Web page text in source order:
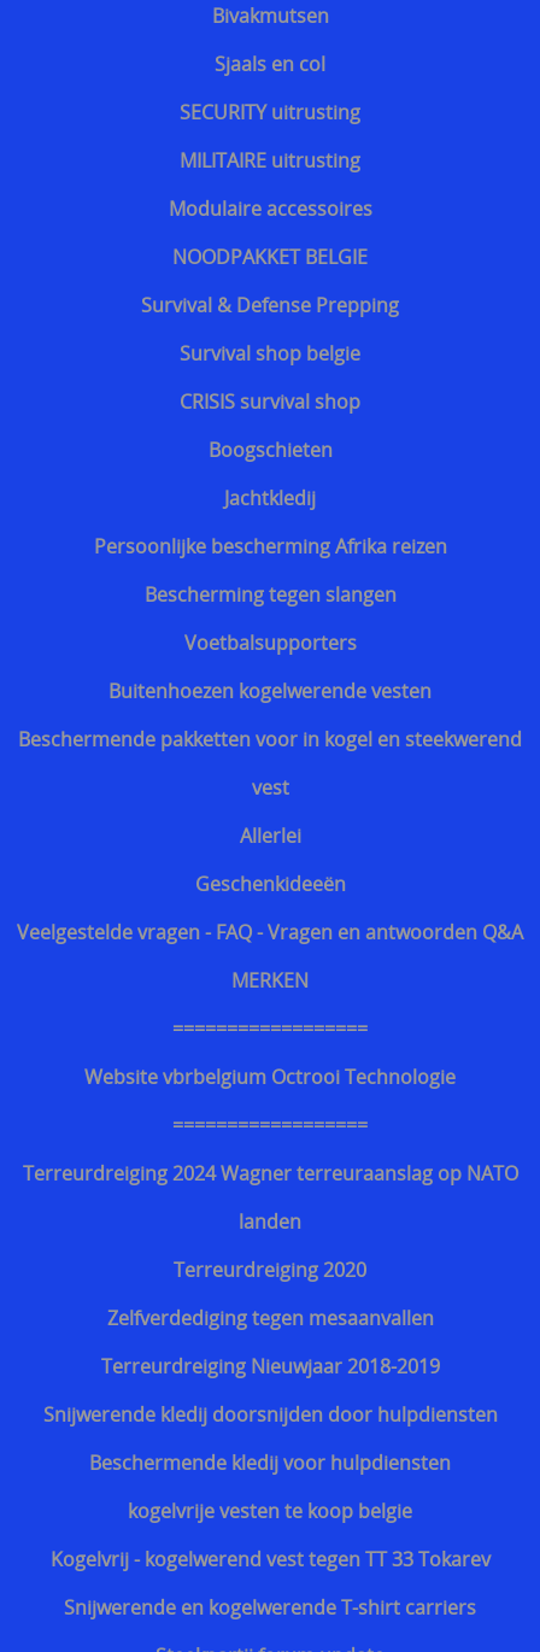
Bivakmutsen
Sjaals en col
SECURITY uitrusting
MILITAIRE uitrusting
Modulaire accessoires
NOODPAKKET BELGIE
Survival & Defense Prepping
Survival shop belgie
CRISIS survival shop
Boogschieten
Jachtkledij
Persoonlijke bescherming Afrika reizen
Bescherming tegen slangen
Voetbalsupporters
Buitenhoezen kogelwerende vesten
Beschermende pakketten voor in kogel en steekwerend
vest
Allerlei
Geschenkideeën
Veelgestelde vragen - FAQ - Vragen en antwoorden Q&A
MERKEN
==================
Website vbrbelgium Octrooi Technologie
==================
Terreurdreiging 2024 Wagner terreuraanslag op NATO
landen
Terreurdreiging 2020
Zelfverdediging tegen mesaanvallen
Terreurdreiging Nieuwjaar 2018-2019
Snijwerende kledij doorsnijden door hulpdiensten
Beschermende kledij voor hulpdiensten
kogelvrije vesten te koop belgie
Kogelvrij - kogelwerend vest tegen TT 33 Tokarev
Snijwerende en kogelwerende T-shirt carriers